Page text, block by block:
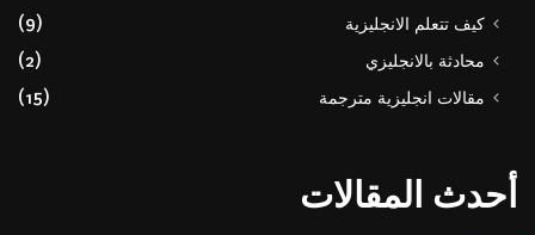
كيف تتعلم الانجليزية
(9)
محادثة بالانجليزي
(2)
مقالات انجليزية مترجمة
(15)
أحدث المقالات